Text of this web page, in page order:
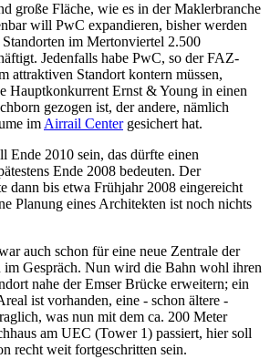
große Fläche, wie es in der Maklerbranche
will PwC expandieren, bisher werden
im Mertonviertel 2.500
Jedenfalls habe PwC, so der FAZ-
attraktiven Standort kontern müssen,
Hauptkonkurrent Ernst & Young in einen
gezogen ist, der andere, nämlich
im Airrail Centergesichert hat.
Ende 2010 sein, das dürfte einen
Ende 2008 bedeuten. Der
dann bis etwa Frühjahr 2008 eingereicht
Planung eines Architekten ist noch nichts
auch schon für eine neue Zentrale der
im Gespräch. Nun wird die Bahn wohl ihren
nahe der Emser Brücke erweitern; ein
ist vorhanden, eine - schon ältere -
was nun mit dem ca. 200 Meter
am UEC (Tower 1) passiert, hier soll
recht weit fortgeschritten sein.